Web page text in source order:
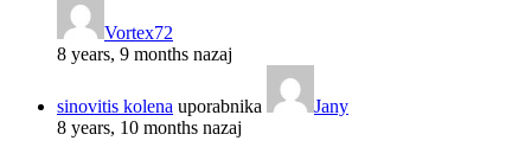
Vortex72
8 years, 9 months nazaj
sinovitis kolena uporabnika
Jany
8 years, 10 months nazaj